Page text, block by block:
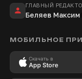
ГЛАВНЫЙ
Беляев
МОБИЛЬНОЕ
Скачать в
App Store